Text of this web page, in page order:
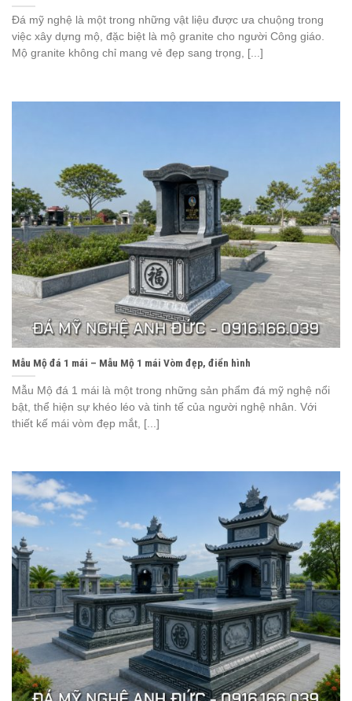
Đá mỹ nghệ là một trong những vật liệu được ưa chuộng trong
việc xây dựng mộ, đặc biệt là mộ granite cho người Công giáo.
Mộ granite không chỉ mang vẻ đẹp sang trọng, [...]
Mẫu Mộ đá 1 mái – Mẫu Mộ 1 mái Vòm đẹp, điển hình
Mẫu Mộ đá 1 mái là một trong những sản phẩm đá mỹ nghệ nổi
bật, thể hiện sự khéo léo và tinh tế của người nghệ nhân. Với
thiết kế mái vòm đẹp mắt, [...]